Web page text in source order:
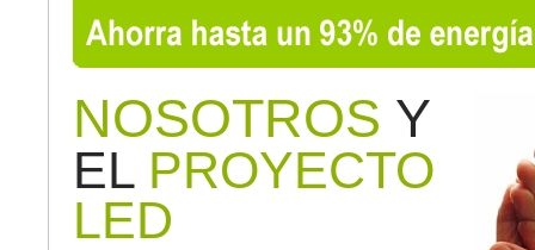
NOSOTROS Y
EL PROYECTO
LED